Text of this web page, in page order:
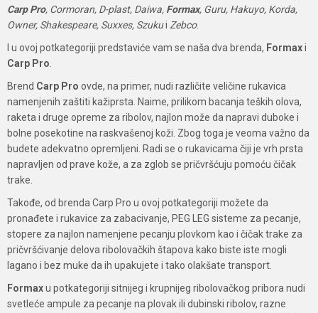
Carp Pro, Cormoran, D-plast, Daiwa, Formax, Guru, Hakuyo, Korda,
Owner, Shakespeare, Suxxes, Szukui Zebco.
I u ovoj potkategoriji predstaviće vam se naša dva brenda, Formaxi
Carp Pro
Brend Carp Pro ovde, na primer, nudi različite veličine rukavica
namenjenih zaštiti kažiprsta. Naime, prilikom bacanja teških olova,
raketa i druge opreme za ribolov, najlon može da napravi duboke i
bolne posekotine na raskvašenoj koži. Zbog toga je veoma važno da
budete adekvatno opremljeni. Radi se o rukavicama čiji je vrh prsta
napravljen od prave kože, a za zglob se pričvršćuju pomoću čičak
trake.
Takođe, od brenda Carp Pro u ovoj potkategoriji možete da
pronađete i rukavice za zabacivanje, PEG LEG sisteme za pecanje,
stopere za najlon namenjene pecanju plovkom kao i čičak trake za
pričvršćivanje delova ribolovačkih štapova kako biste iste mogli
lagano i bez muke da ih upakujete i tako olakšate transport.
Formaxu potkategoriji sitnijeg i krupnijeg ribolovačkog pribora nudi
svetleće ampule za pecanje na plovak ili dubinski ribolov, razne